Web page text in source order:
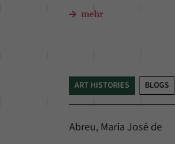
mehr
ART HISTORIES BLOGS
Abreu, Maria José de